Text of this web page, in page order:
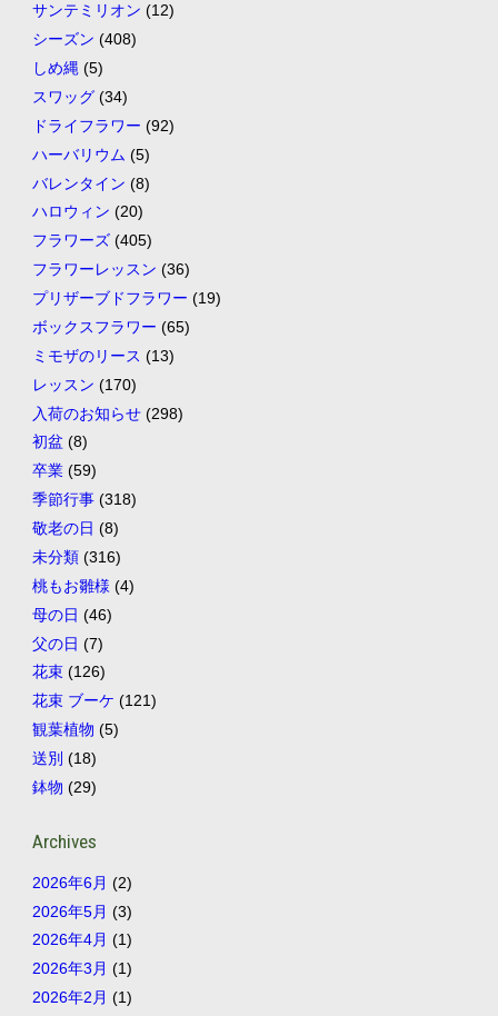
サンテミリオン (12)
シーズン (408)
しめ縄 (5)
スワッグ(34)
ドライフラワー (92)
ハーバリウム (5)
バレンタイン (8)
ハロウィン (20)
フラワーズ(405)
フラワーレッスン (36)
プリザーブドフラワー (19)
ボックスフラワー (65)
ミモザのリース (13)
レッスン (170)
入荷のお知らせ(298)
初盆 (8)
卒業(59)
季節行事(318)
敬老の日 (8)
未分類(316)
桃もお雛様 (4)
母の日 (46)
父の日 (7)
花束(126)
花束 ブーケ (121)
観葉植物 (5)
送別 (18)
鉢物 (29)
Archives
2026年6月 (2)
2026年5月 (3)
2026年4月 (1)
2026年3月 (1)
2026年2月 (1)